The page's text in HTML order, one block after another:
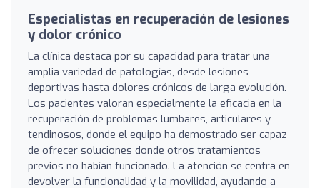
Especialistas en recuperación de lesiones
y dolor crónico
La clínica destaca por su capacidad para tratar una
amplia variedad de patologías, desde lesiones
deportivas hasta dolores crónicos de larga evolución.
Los pacientes valoran especialmente la eficacia en la
recuperación de problemas lumbares, articulares y
tendinosos, donde el equipo ha demostrado ser capaz
de ofrecer soluciones donde otros tratamientos
previos no habían funcionado. La atención se centra en
devolver la funcionalidad y la movilidad, ayudando a